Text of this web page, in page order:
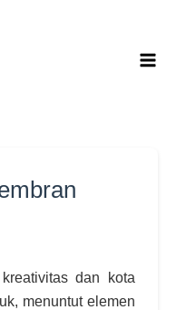
dan kota
menuntut elemen